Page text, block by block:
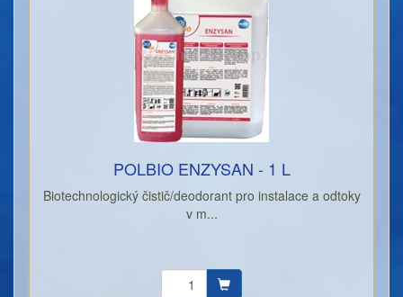
POLBIO ENZYSAN - 1 L
Biotechnologický čistič/deodorant pro instalace a odtoky
v m...